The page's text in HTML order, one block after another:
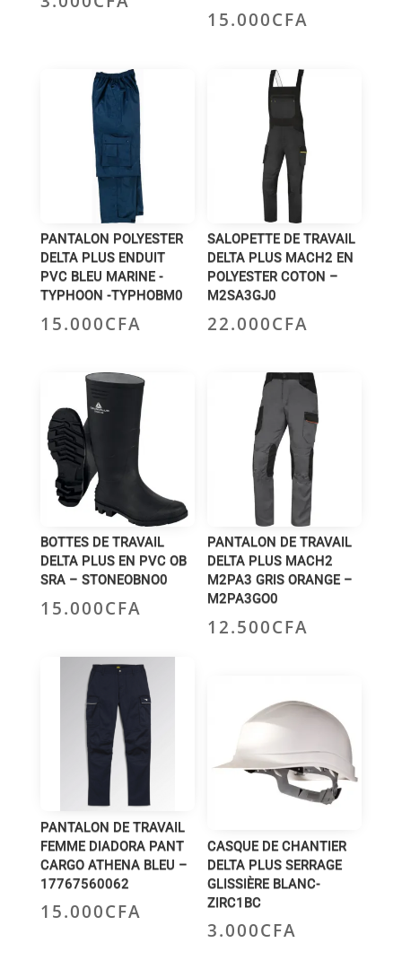
15.000CFA
PANTALON POLYESTER
DELTA PLUS ENDUIT
PVC BLEU MARINE -
TYPHOON -TYPHOBM0
15.000CFA
SALOPETTE DE TRAVAIL
DELTA PLUS MACH2 EN
POLYESTER COTON –
M2SA3GJ0
22.000CFA
BOTTES DE TRAVAIL
DELTA PLUS EN PVC OB
SRA – STONEOBNO0
15.000CFA
PANTALON DE TRAVAIL
DELTA PLUS MACH2
M2PA3 GRIS ORANGE –
M2PA3GO0
12.500CFA
PANTALON DE TRAVAIL
FEMME DIADORA PANT
CARGO ATHENA BLEU –
17767560062
15.000CFA
CASQUE DE CHANTIER
DELTA PLUS SERRAGE
GLISSIÈRE BLANC-
ZIRC1BC
3.000CFA